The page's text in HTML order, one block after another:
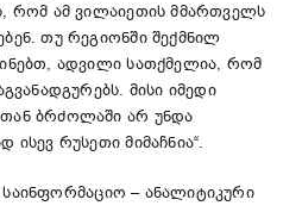
რომ ამ ვილაიეთის მმართველს
თუ რეგიონში შექმნილ
ადვილი სათქმელია, რომ
მისი იმედი
ბრძოლაში არ უნდა
რუსეთი მიმაჩნია“.
საინფორმაციო – ანალიტიკური